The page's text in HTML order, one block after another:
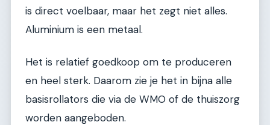
is direct voelbaar, maar het zegt niet alles.
Aluminium is een metaal.
Het is relatief goedkoop om te produceren
en heel sterk. Daarom zie je het in bijna alle
basisrollators die via de WMO of de thuiszorg
worden aangeboden.